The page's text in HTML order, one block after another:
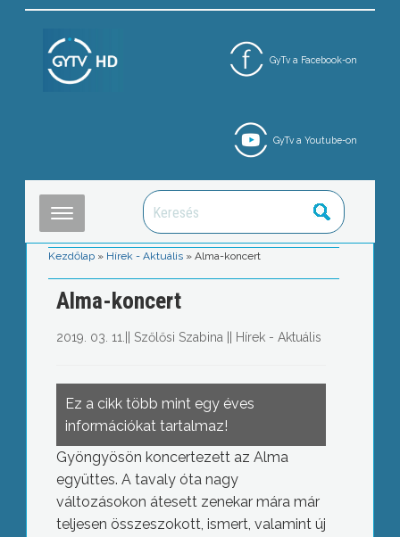
GyTv a Facebook-on
GyTv a Youtube-on
Kezdőlap » Hírek - Aktuális »Alma-koncert
Alma-koncert
2019. 03. 11. Szőlősi Szabina Hírek - Aktuális
Ez a cikk több mint egy éves
információkat tartalmaz!
Gyöngyösön koncertezett az Alma
együttes. A tavaly óta nagy
változásokon átesett zenekar mára már
teljesen összeszokott, ismert, valamint új